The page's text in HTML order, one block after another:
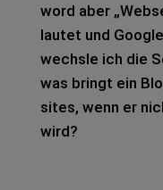
word aber
lau­tet und
wechs­le ich die
was bringt ein
sites, wenn er
wird?